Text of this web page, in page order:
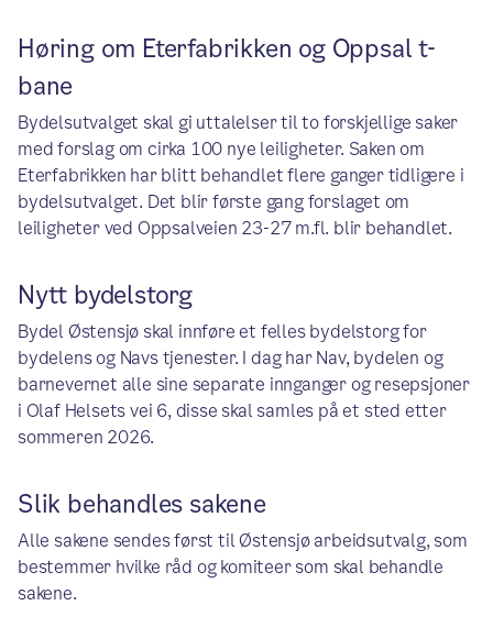
Høring om Eterfabrikken og Oppsal t-
bane
Bydelsutvalget skal gi uttalelser til to forskjellige saker
med forslag om cirka 100 nye leiligheter. Saken om
Eterfabrikken har blitt behandlet flere ganger tidligere i
bydelsutvalget. Det blir første gang forslaget om
leiligheter ved Oppsalveien 23-27 m.fl. blir behandlet.
Nytt bydelstorg
Bydel Østensjø skal innføre et felles bydelstorg for
bydelens og Navs tjenester. I dag har Nav, bydelen og
barnevernet alle sine separate innganger og resepsjoner
i Olaf Helsets vei 6, disse skal samles på et sted etter
sommeren 2026.
Slik behandles sakene
Alle sakene sendes først til Østensjø arbeidsutvalg, som
bestemmer hvilke råd og komiteer som skal behandle
sakene.